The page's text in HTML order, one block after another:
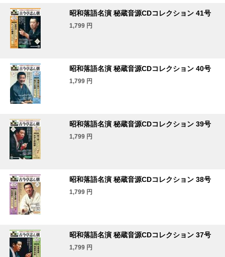
昭和落語名演 秘蔵音源CDコレクション 41号
1,799 円
昭和落語名演 秘蔵音源CDコレクション 40号
1,799 円
昭和落語名演 秘蔵音源CDコレクション 39号
1,799 円
昭和落語名演 秘蔵音源CDコレクション 38号
1,799 円
昭和落語名演 秘蔵音源CDコレクション 37号
1,799 円